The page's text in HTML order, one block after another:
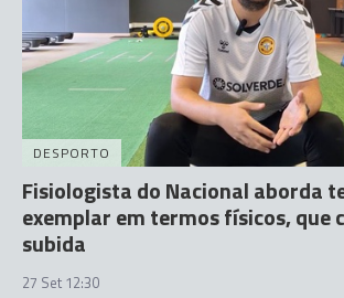
DESPORTO
Fisiologista do Nacional aborda
exemplar em termos físicos, que
subida
27 Set 12:30